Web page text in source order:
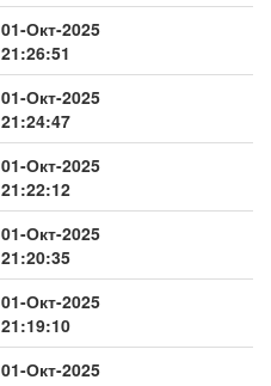
01-Окт-2025
21:26:51
01-Окт-2025
21:24:47
01-Окт-2025
21:22:12
01-Окт-2025
21:20:35
01-Окт-2025
21:19:10
01-Окт-2025